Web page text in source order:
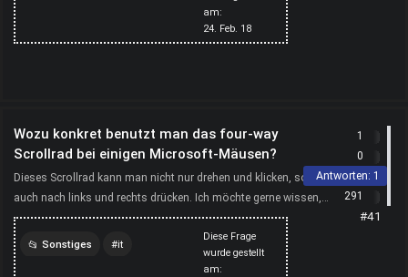
am:
24. Feb. 18
handy konsum
Wozu konkret benutzt man das four-way
Scrollrad bei einigen Microsoft-Mäusen?
Dieses Scrollrad kann man nicht nur drehen und klicken, sondern
auch nach links und rechts drücken. Ich möchte gerne wissen,
wofür man das anwendet. Danke!
Diese Frage
wurde gestellt
am:
Sonstiges it
1
0
Antworten: 1
291
#41